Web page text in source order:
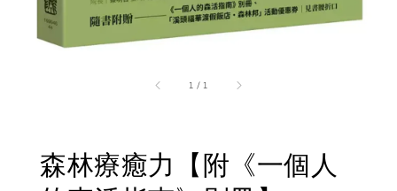
1 / 1
森林療癒力【附《一個人